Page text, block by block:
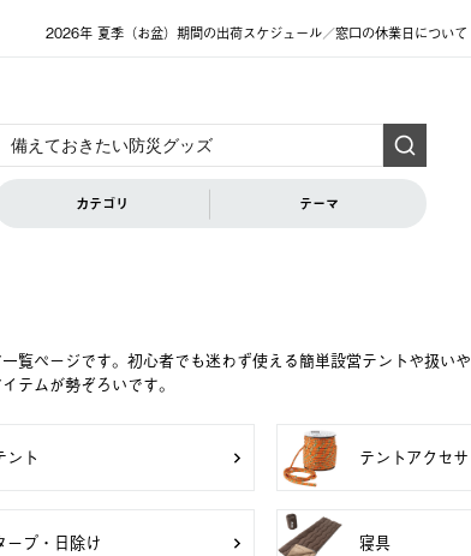
2026年 夏季（お盆）期間の出荷スケジュール／窓口の休業日について
カテゴリ テーマ
覧ページです。初心者でも迷わず使える簡単設営テントや扱
テムが勢ぞろいです。
ント テントアクセサ
ープ・日除け 寝具